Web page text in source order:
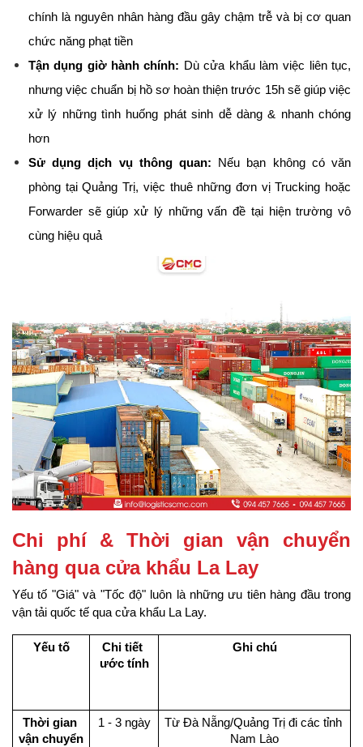
chính là nguyên nhân hàng đầu gây chậm trễ và bị cơ quan
chức năng phạt tiền
Tận dụng giờ hành chính: Dù cửa khẩu làm việc liên tục,
nhưng việc chuẩn bị hồ sơ hoàn thiện trước 15h sẽ giúp việc
xử lý những tình huống phát sinh dễ dàng & nhanh chóng
hơn
Sử dụng dịch vụ thông quan: Nếu bạn không có văn
phòng tại Quảng Trị, việc thuê những đơn vị Trucking hoặc
Forwarder sẽ giúp xử lý những vấn đề tại hiện trường vô
cùng hiệu quả
Chi phí & Thời gian vận chuyển
hàng qua cửa khẩu La Lay
Yếu tố "Giá" và "Tốc độ" luôn là những ưu tiên hàng đầu trong
vận tải quốc tế qua cửa khẩu La Lay.
Yếu tố
Chi tiết
ước tính
Ghi chú
Thời gian
vận chuyển
1 - 3 ngày
Từ Đà Nẵng/Quảng Trị đi các tỉnh
Nam Lào